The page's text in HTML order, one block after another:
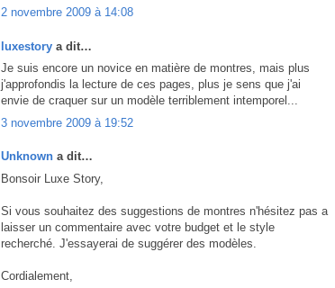
2 novembre 2009 à 14:08
luxestory a dit…
Je suis encore un novice en matière de montres, mais plus
j'approfondis la lecture de ces pages, plus je sens que j'ai
envie de craquer sur un modèle terriblement intemporel...
3 novembre 2009 à 19:52
Unknown a dit…
Bonsoir Luxe Story,
Si vous souhaitez des suggestions de montres n'hésitez pas a
laisser un commentaire avec votre budget et le style
recherché. J'essayerai de suggérer des modèles.
Cordialement,